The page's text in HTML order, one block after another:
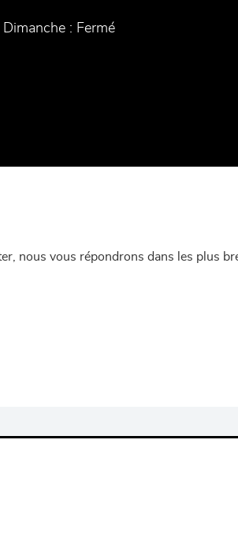
Dimanche : Fermé
nous vous répondrons dans les plus